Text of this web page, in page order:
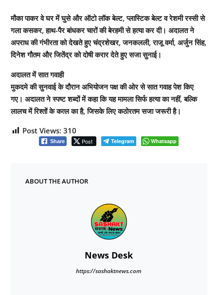
मौका पाकर वे घर में घुसे और ऑटो लॉक बेल्ट, प्लास्टिक बेल्ट व रेशमी रस्सी से
गला कसकर, हाथ-पैर बांधकर चारों की बेरहमी से हत्या कर दी। अदालत ने
अपराध की गंभीरता को देखते हुए चंद्रशेखर, जनकलली, राजू वर्मा, अर्जुन सिंह,
दिनेश गौतम और जितेंद्र को दोषी करार देते हुए सजा सुनाई।
अदालत में सात गवाही
मुकदमे की सुनवाई के दौरान अभियोजन पक्ष की ओर से सात गवाह पेश किए
गए। अदालत ने स्पष्ट शब्दों में कहा कि यह मामला सिर्फ हत्या का नहीं, बल्कि
लालच में रिश्तों के कत्ल का है, जिसके लिए कठोरतम सजा जरूरी है।
Post Views: 310
Share Post Telegram Whatsapp
ABOUT THE AUTHOR
News Desk
https://sashaktnews.com